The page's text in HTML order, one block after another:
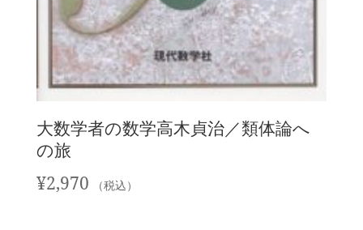
大数学者の数学高木貞治／類体論へ
の旅
¥2,970 （税込）